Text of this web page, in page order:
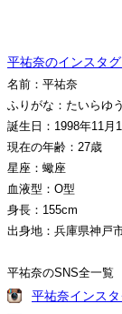
平祐奈のインスタ
名前：平祐奈
ふりがな：たいらゆ
誕生日：1998年11月
現在の年齢：27歳
星座：蠍座
血液型：O型
身長：155cm
出身地：兵庫県神戸
平祐奈のSNS全一覧
平祐奈インス